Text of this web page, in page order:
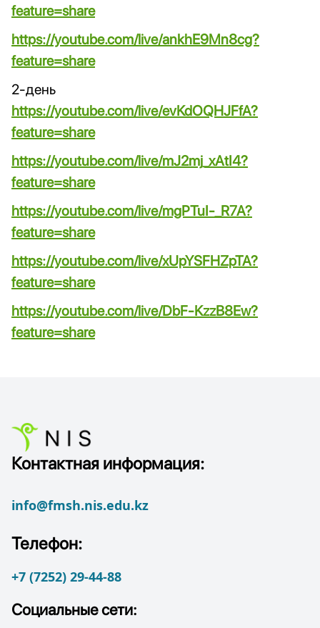
feature=share
https://youtube.com/live/ankhE9Mn8cg?
feature=share
2-день
https://youtube.com/live/evKdOQHJFfA?
feature=share
https://youtube.com/live/mJ2mj_xAtI4?
feature=share
https://youtube.com/live/mgPTuI-_R7A?
feature=share
https://youtube.com/live/xUpYSFHZpTA?
feature=share
https://youtube.com/live/DbF-KzzB8Ew?
feature=share
Контактная информация:
info@fmsh.nis.edu.kz
Телефон:
+7 (7252) 29-44-88
Социальные сети: